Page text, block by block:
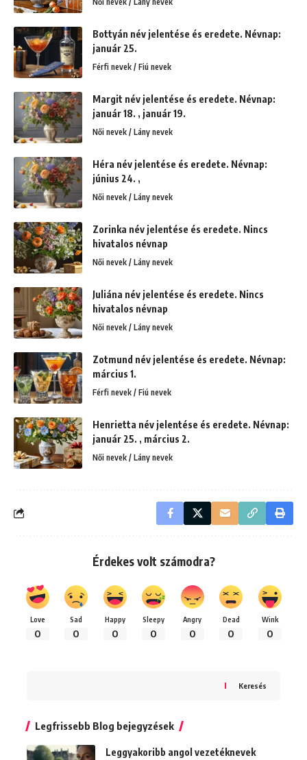
Bottyán név jelentése és eredete. Névnap:
január 25.
Férfi nevek / Fiú nevek
Margit név jelentése és eredete. Névnap:
január 18. , január 19.
Női nevek / Lány nevek
Héra név jelentése és eredete. Névnap:
június 24. ,
Női nevek / Lány nevek
Zorinka név jelentése és eredete. Nincs
hivatalos névnap
Női nevek / Lány nevek
Juliána név jelentése és eredete. Nincs
hivatalos névnap
Női nevek / Lány nevek
Zotmund név jelentése és eredete. Névnap:
március 1.
Férfi nevek / Fiú nevek
Henrietta név jelentése és eredete. Névnap:
január 25. , március 2.
Női nevek / Lány nevek
Érdekes volt számodra?
Love
0
Sad
0
Happy
0
Sleepy
0
Angry
0
Dead
0
Wink
0
Keresés
Legfrissebb Blog bejegyzések
Leggyakoribb angol vezetéknevek